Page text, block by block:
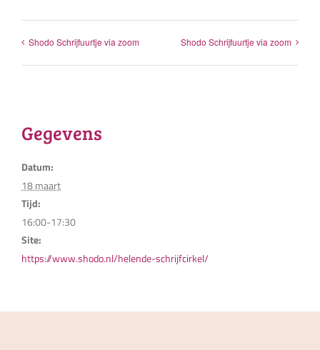
Shodo Schrijfuurtje via zoom Shodo Schrijfuurtje via zoom
Gegevens
Datum:
18 maart
Tijd:
16:00-17:30
Site:
https://www.shodo.nl/helende-schrijfcirkel/